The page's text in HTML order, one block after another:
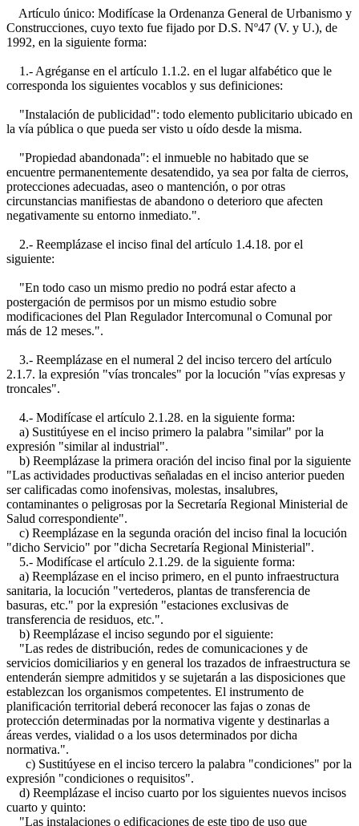
Artículo único: Modifícase la Ordenanza General de Urbanismo y
Construcciones, cuyo texto fue fijado por D.S. Nº47 (V. y U.), de
1992, en la siguiente forma:
1.- Agréganse en el artículo 1.1.2. en el lugar alfabético que le
corresponda los siguientes vocablos y sus definiciones:
"Instalación de publicidad": todo elemento publicitario ubicado en
la vía pública o que pueda ser visto u oído desde la misma.
"Propiedad abandonada": el inmueble no habitado que se
encuentre permanentemente desatendido, ya sea por falta de cierros,
protecciones adecuadas, aseo o mantención, o por otras
circunstancias manifiestas de abandono o deterioro que afecten
negativamente su entorno inmediato.".
2.- Reemplázase el inciso final del artículo 1.4.18. por el
siguiente:
"En todo caso un mismo predio no podrá estar afecto a
postergación de permisos por un mismo estudio sobre
modificaciones del Plan Regulador Intercomunal o Comunal por
más de 12 meses.".
3.- Reemplázase en el numeral 2 del inciso tercero del artículo
2.1.7. la expresión "vías troncales" por la locución "vías expresas y
troncales".
4.- Modifícase el artículo 2.1.28. en la siguiente forma:
a) Sustitúyese en el inciso primero la palabra "similar" por la
expresión "similar al industrial".
b) Reemplázase la primera oración del inciso final por la siguiente
"Las actividades productivas señaladas en el inciso anterior pueden
ser calificadas como inofensivas, molestas, insalubres,
contaminantes o peligrosas por la Secretaría Regional Ministerial de
Salud correspondiente".
c) Reemplázase en la segunda oración del inciso final la locución
"dicho Servicio" por "dicha Secretaría Regional Ministerial".
5.- Modifícase el artículo 2.1.29. de la siguiente forma:
a) Reemplázase en el inciso primero, en el punto infraestructura
sanitaria, la locución "vertederos, plantas de transferencia de
basuras, etc." por la expresión "estaciones exclusivas de
transferencia de residuos, etc.".
b) Reemplázase el inciso segundo por el siguiente:
"Las redes de distribución, redes de comunicaciones y de
servicios domiciliarios y en general los trazados de infraestructura se
entenderán siempre admitidos y se sujetarán a las disposiciones que
establezcan los organismos competentes. El instrumento de
planificación territorial deberá reconocer las fajas o zonas de
protección determinadas por la normativa vigente y destinarlas a
áreas verdes, vialidad o a los usos determinados por dicha
normativa.".
c) Sustitúyese en el inciso tercero la palabra "condiciones" por la
expresión "condiciones o requisitos".
d) Reemplázase el inciso cuarto por los siguientes nuevos incisos
cuarto y quinto:
"Las instalaciones o edificaciones de este tipo de uso que